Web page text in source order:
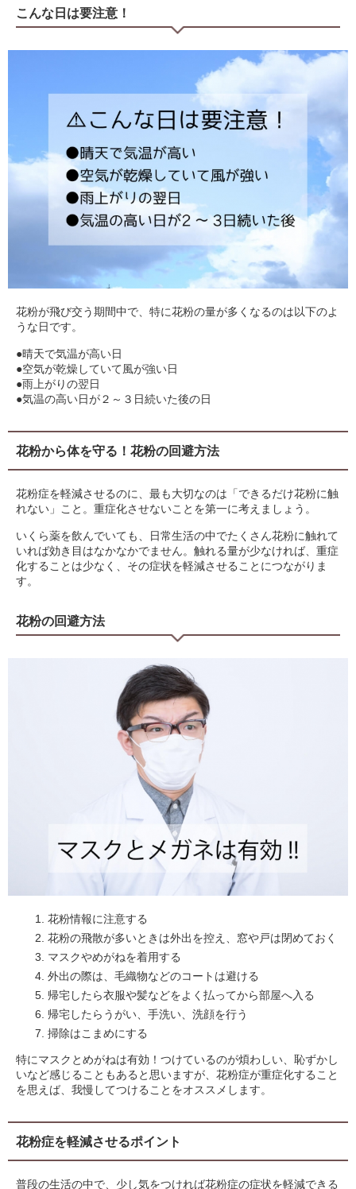
こんな日は要注意！
花粉が飛び交う期間中で、特に花粉の量が多くなるのは以下のよ
うな日です。
●晴天で気温が高い日
●空気が乾燥していて風が強い日
●雨上がりの翌日
●気温の高い日が２～３日続いた後の日
花粉から体を守る！花粉の回避方法
花粉症を軽減させるのに、最も大切なのは「できるだけ花粉に触
れない」こと。重症化させないことを第一に考えましょう。
いくら薬を飲んでいても、日常生活の中でたくさん花粉に触れて
いれば効き目はなかなかでません。触れる量が少なければ、重症
化することは少なく、その症状を軽減させることにつながりま
す。
花粉の回避方法
花粉情報に注意する
花粉の飛散が多いときは外出を控え、窓や戸は閉めておく
マスクやめがねを着用する
外出の際は、毛織物などのコートは避ける
帰宅したら衣服や髪などをよく払ってから部屋へ入る
帰宅したらうがい、手洗い、洗顔を行う
掃除はこまめにする
特にマスクとめがねは有効！つけているのが煩わしい、恥ずかし
いなど感じることもあると思いますが、花粉症が重症化すること
を思えば、我慢してつけることをオススメします。
花粉症を軽減させるポイント
普段の生活の中で、少し気をつければ花粉症の症状を軽減できる